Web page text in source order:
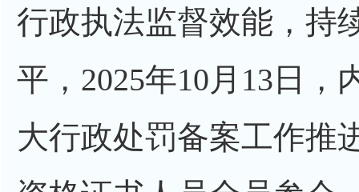
行政执法监督效能，持
平，2025年10月13日
大行政处罚备案工作推